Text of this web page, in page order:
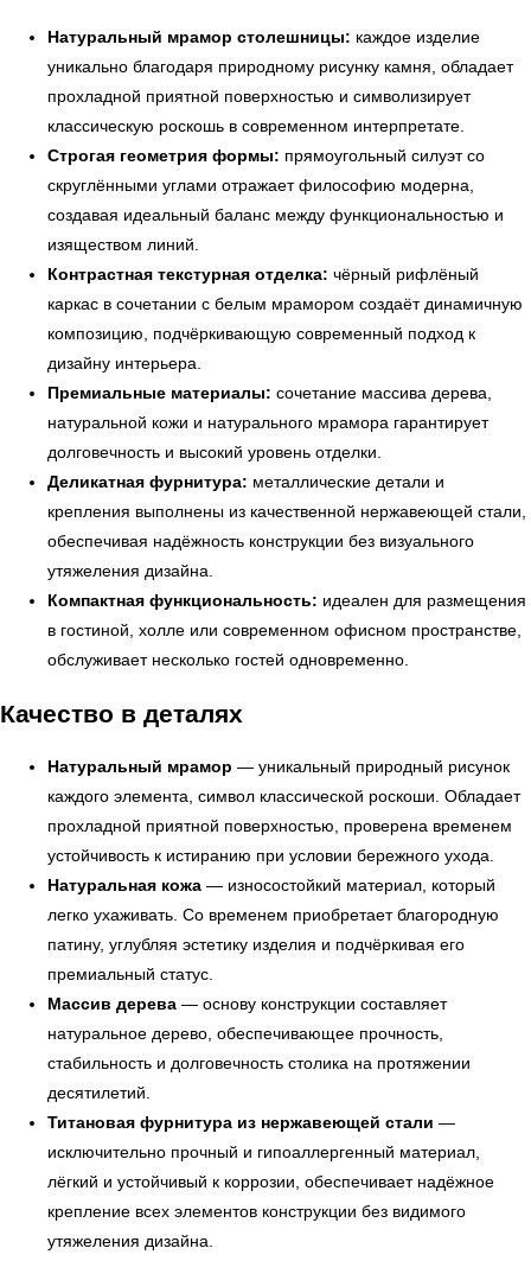
Натуральный мрамор столешницы: каждое изделие
уникально благодаря природному рисунку камня, обладает
прохладной приятной поверхностью и символизирует
классическую роскошь в современном интерпретате.
Строгая геометрия формы: прямоугольный силуэт со
скруглёнными углами отражает философию модерна,
создавая идеальный баланс между функциональностью и
изяществом линий.
Контрастная текстурная отделка: чёрный рифлёный
каркас в сочетании с белым мрамором создаёт динамичную
композицию, подчёркивающую современный подход к
дизайну интерьера.
Премиальные материалы: сочетание массива дерева,
натуральной кожи и натурального мрамора гарантирует
долговечность и высокий уровень отделки.
Деликатная фурнитура: металлические детали и
крепления выполнены из качественной нержавеющей стали,
обеспечивая надёжность конструкции без визуального
утяжеления дизайна.
Компактная функциональность: идеален для размещения
в гостиной, холле или современном офисном пространстве,
обслуживает несколько гостей одновременно.
Качество в деталях
Натуральный мрамор — уникальный природный рисунок
каждого элемента, символ классической роскоши. Обладает
прохладной приятной поверхностью, проверена временем
устойчивость к истиранию при условии бережного ухода.
Натуральная кожа — износостойкий материал, который
легко ухаживать. Со временем приобретает благородную
патину, углубляя эстетику изделия и подчёркивая его
премиальный статус.
Массив дерева — основу конструкции составляет
натуральное дерево, обеспечивающее прочность,
стабильность и долговечность столика на протяжении
десятилетий.
Титановая фурнитура из нержавеющей стали —
исключительно прочный и гипоаллергенный материал,
лёгкий и устойчивый к коррозии, обеспечивает надёжное
крепление всех элементов конструкции без видимого
утяжеления дизайна.
← Вернуться на предыдущую страницу
УЗНАТЬ ПОДРОБНЕЕ